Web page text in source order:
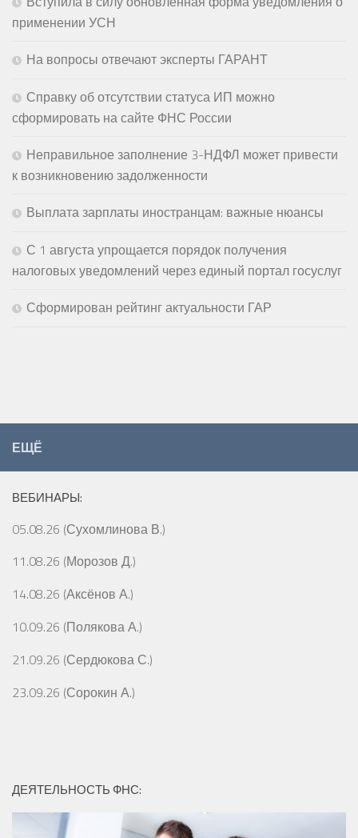
применении УСН
На вопросы отвечают эксперты ГАРАНТ
Справку об отсутствии статуса ИП можно
сформировать на сайте ФНС России
Неправильное заполнение 3-НДФЛ может привести
к возникновению задолженности
Выплата зарплаты иностранцам: важные нюансы
С 1 августа упрощается порядок получения
налоговых уведомлений через единый портал госуслуг
Сформирован рейтинг актуальности ГАР
ЕЩЁ
ВЕБИНАРЫ:
05.08.26 (Сухомлинова В.)
11.08.26 (Морозов Д.)
14.08.26 (Аксёнов А.)
10.09.26 (Полякова А.)
21.09.26 (Сердюкова С.)
23.09.26 (Сорокин А.)
ДЕЯТЕЛЬНОСТЬ ФНС: